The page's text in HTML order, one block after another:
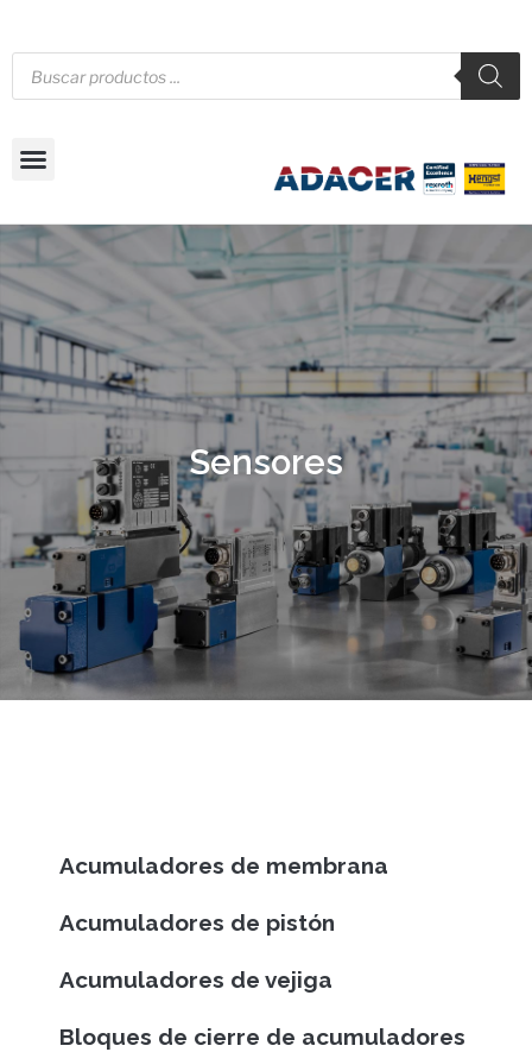
Sensores
Acumuladores de membrana
Acumuladores de pistón
Acumuladores de vejiga
Bloques de cierre de acumuladores